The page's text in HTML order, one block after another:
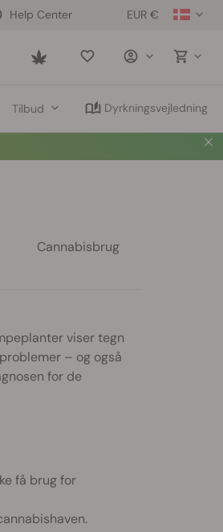
EUR €
Help Center
Saved
Tilbud Dyrkningsvejledning
Cannabisbrug
viser tegn
– og også
for de
få brug for